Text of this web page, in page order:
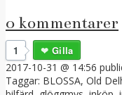
0 kommentarer
1
Gilla
2017-10-31 @ 14:56
Taggar: BLOSSA, Old